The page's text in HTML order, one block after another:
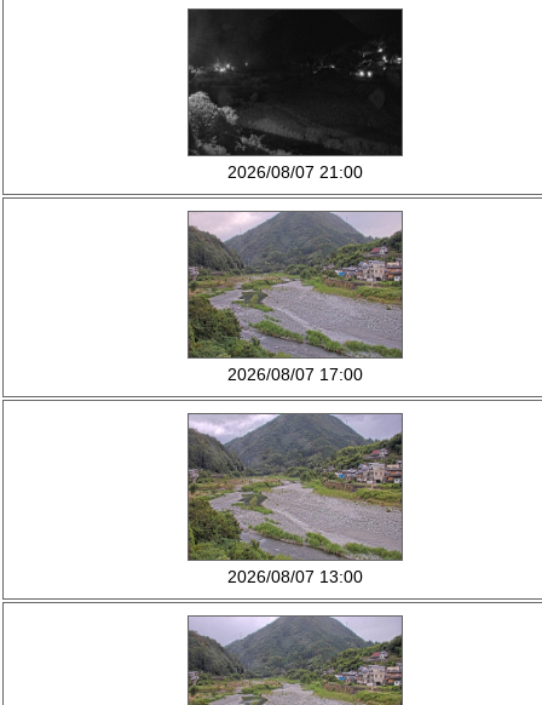
2026/08/07 21:00
2026/08/07 17:00
2026/08/07 13:00